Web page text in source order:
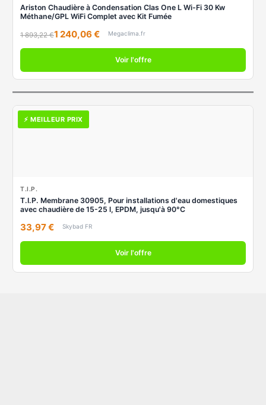
Ariston Chaudière à Condensation Clas One L Wi-Fi 30 Kw
Méthane/GPL WiFi Complet avec Kit Fumée
1 893,22 €1 240,06 € Megaclima.fr
Voir l'offre
⚡ MEILLEUR PRIX
T.I.P.
T.I.P. Membrane 30905, Pour installations d'eau domestiques
avec chaudière de 15-25 l, EPDM, jusqu'à 90°C
33,97 € Skybad FR
Voir l'offre